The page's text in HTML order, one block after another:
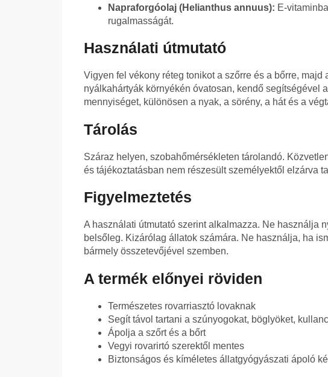
Napraforgóolaj (Helianthus annuus): E-
rugalmasságát.
Használati útmutató
Vigyen fel vékony réteg tonikot a szőrre és a bőrre, majd
nyálkahártyák környékén óvatosan, kendő segítségével
mennyiséget, különösen a nyak, a sörény, a hát és a
Tárolás
Száraz helyen, szobahőmérsékleten tárolandó.
és tájékoztatásban nem részesült személyektől elzárva
Figyelmeztetés
A használati útmutató szerint alkalmazza. Ne használja
belsőleg. Kizárólag állatok számára. Ne használja, ha
bármely összetevőjével szemben.
A termék előnyei röviden
Természetes rovarriasztó lovaknak
Segít távol tartani a szúnyogokat, böglyöket,
Ápolja a szőrt és a bőrt
Vegyi rovarirtó szerektől mentes
Biztonságos és kíméletes állatgyógyászati ápoló